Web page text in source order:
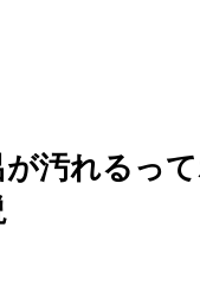
汚れるっ